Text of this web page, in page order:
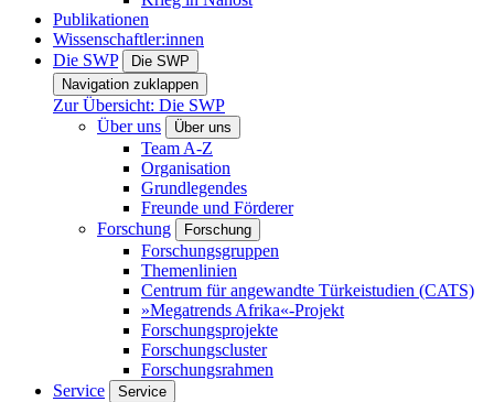
Publikationen
Wissenschaftler:innen
Die SWP
Die SWP
Navigation zuklappen
Zur Übersicht: Die SWP
Über uns
Über uns
Team A-Z
Organisation
Grundlegendes
Freunde und Förderer
Forschung
Forschung
Forschungsgruppen
Themenlinien
Centrum für angewandte Türkeistudien (CATS)
»Megatrends Afrika«-Projekt
Forschungsprojekte
Forschungscluster
Forschungsrahmen
Service
Service